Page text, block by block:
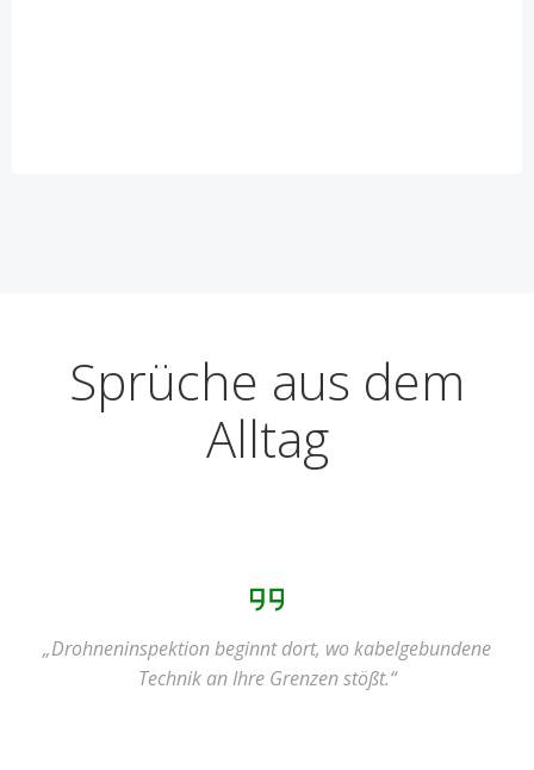
Sprüche aus dem
Alltag
„Drohneninspektion beginnt dort, wo kabelgebundene
Technik an Ihre Grenzen stößt.“